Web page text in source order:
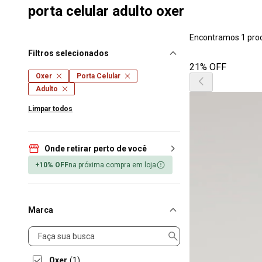
porta celular adulto oxer
Filtros selecionados
Oxer
Porta Celular
Adulto
Limpar todos
Onde retirar perto de você
+10% OFFna próxima compra em loja
Marca
Marca
Encontramos 1
21% OFF